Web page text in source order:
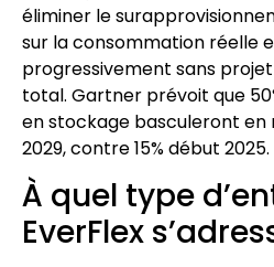
éliminer le
sur la consommation réelle
progressivement sans
total. Gartner prévoit que
en stockage basculeront en
2029, contre 15% début 2025.
À quel type
EverFlex